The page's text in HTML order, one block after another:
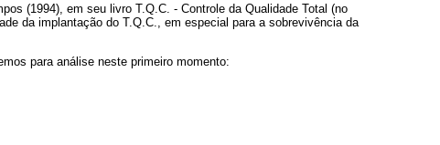
(1994), em seu livro T.Q.C. - Controle da Qualidade Total (no
da implantação do T.Q.C., em especial para a sobrevivência da
para análise neste primeiro momento: